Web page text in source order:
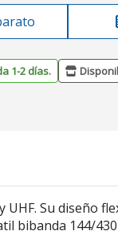
1-2 días.
UHF. Su diseño
bibanda 144/430